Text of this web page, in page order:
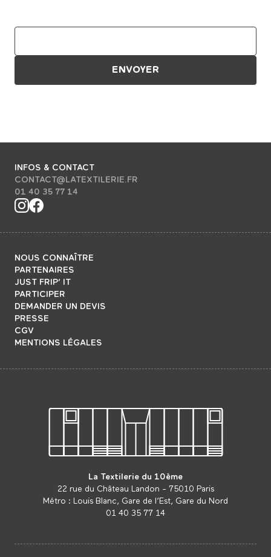
INFOS & CONTACT
CONTACT@LATEXTILERIE.FR
01 40 35 77 14
NOUS CONNAÎTRE
PARTENAIRES
JUST FRIP’ IT
PARTICIPER
DEMANDER UN DEVIS
PRESSE
CGV
MENTIONS LÉGALES
La Textilerie du 10ème
22 rue du Château Landon - 75010 Paris
Métro : Louis Blanc, Gare de l’Est, Gare du Nord
01 40 35 77 14